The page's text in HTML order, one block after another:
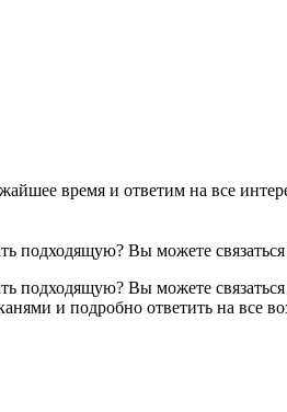
время и ответим на все
подходящую? Вы можете
подходящую? Вы можете
и подробно ответить на все